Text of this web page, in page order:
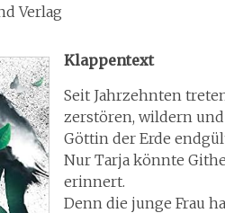
Verlag
Klappentext
Seit Jahrzehnten
zerstören, wildern
Göttin der Erde
Nur Tarja könnte
erinnert.
Denn die junge Frau